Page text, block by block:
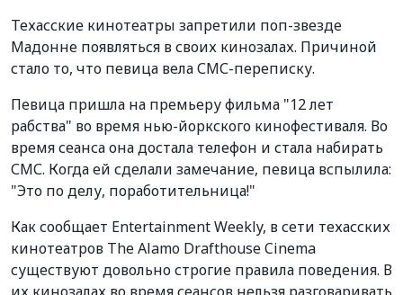
Техасские кинотеатры запретили поп-звезде
Мадонне появляться в своих кинозалах. Причиной
стало то, что певица вела СМС-переписку.
Певица пришла на премьеру фильма "12 лет
рабства" во время нью-йоркского кинофестиваля. Во
время сеанса она достала телефон и стала набирать
СМС. Когда ей сделали замечание, певица вспылила:
"Это по делу, поработительница!"
Как сообщает Entertainment Weekly, в сети техасских
кинотеатров The Alamo Drafthouse Cinema
существуют довольно строгие правила поведения. В